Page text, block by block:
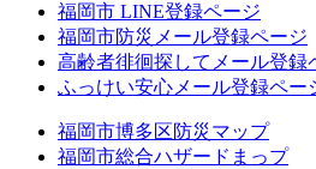
福岡市 LINE登録ページ
福岡市防災メール登録ページ
高齢者徘徊探してメール登録
ふっけい安心メール登録ペー
福岡市博多区防災マップ
福岡市総合ハザードまっプ